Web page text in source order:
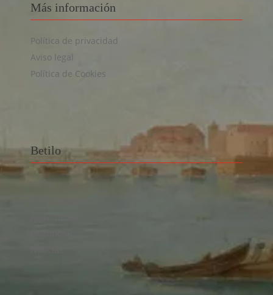
Más información
Política de privacidad
Aviso legal
Política de Cookies
Betilo